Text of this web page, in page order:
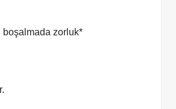
boşalmada zorluk*